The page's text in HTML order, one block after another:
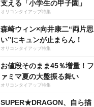
支える「小学生の甲子園」
オリコンタイアップ特集
森崎ウィン×向井康二“両片思
い”にキュンが止まらん！
オリコンタイアップ特集
お値段そのまま45％増量！フ
ァミマ夏の大盤振る舞い
オリコンタイアップ特集
SUPER★DRAGON、自ら描